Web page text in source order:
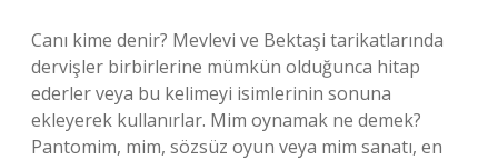
Canı kime denir? Mevlevi ve Bektaşi tarikatlarında
dervişler birbirlerine mümkün olduğunca hitap
ederler veya bu kelimeyi isimlerinin sonuna
ekleyerek kullanırlar. Mim oynamak ne demek?
Pantomim, mim, sözsüz oyun veya mim sanatı, en